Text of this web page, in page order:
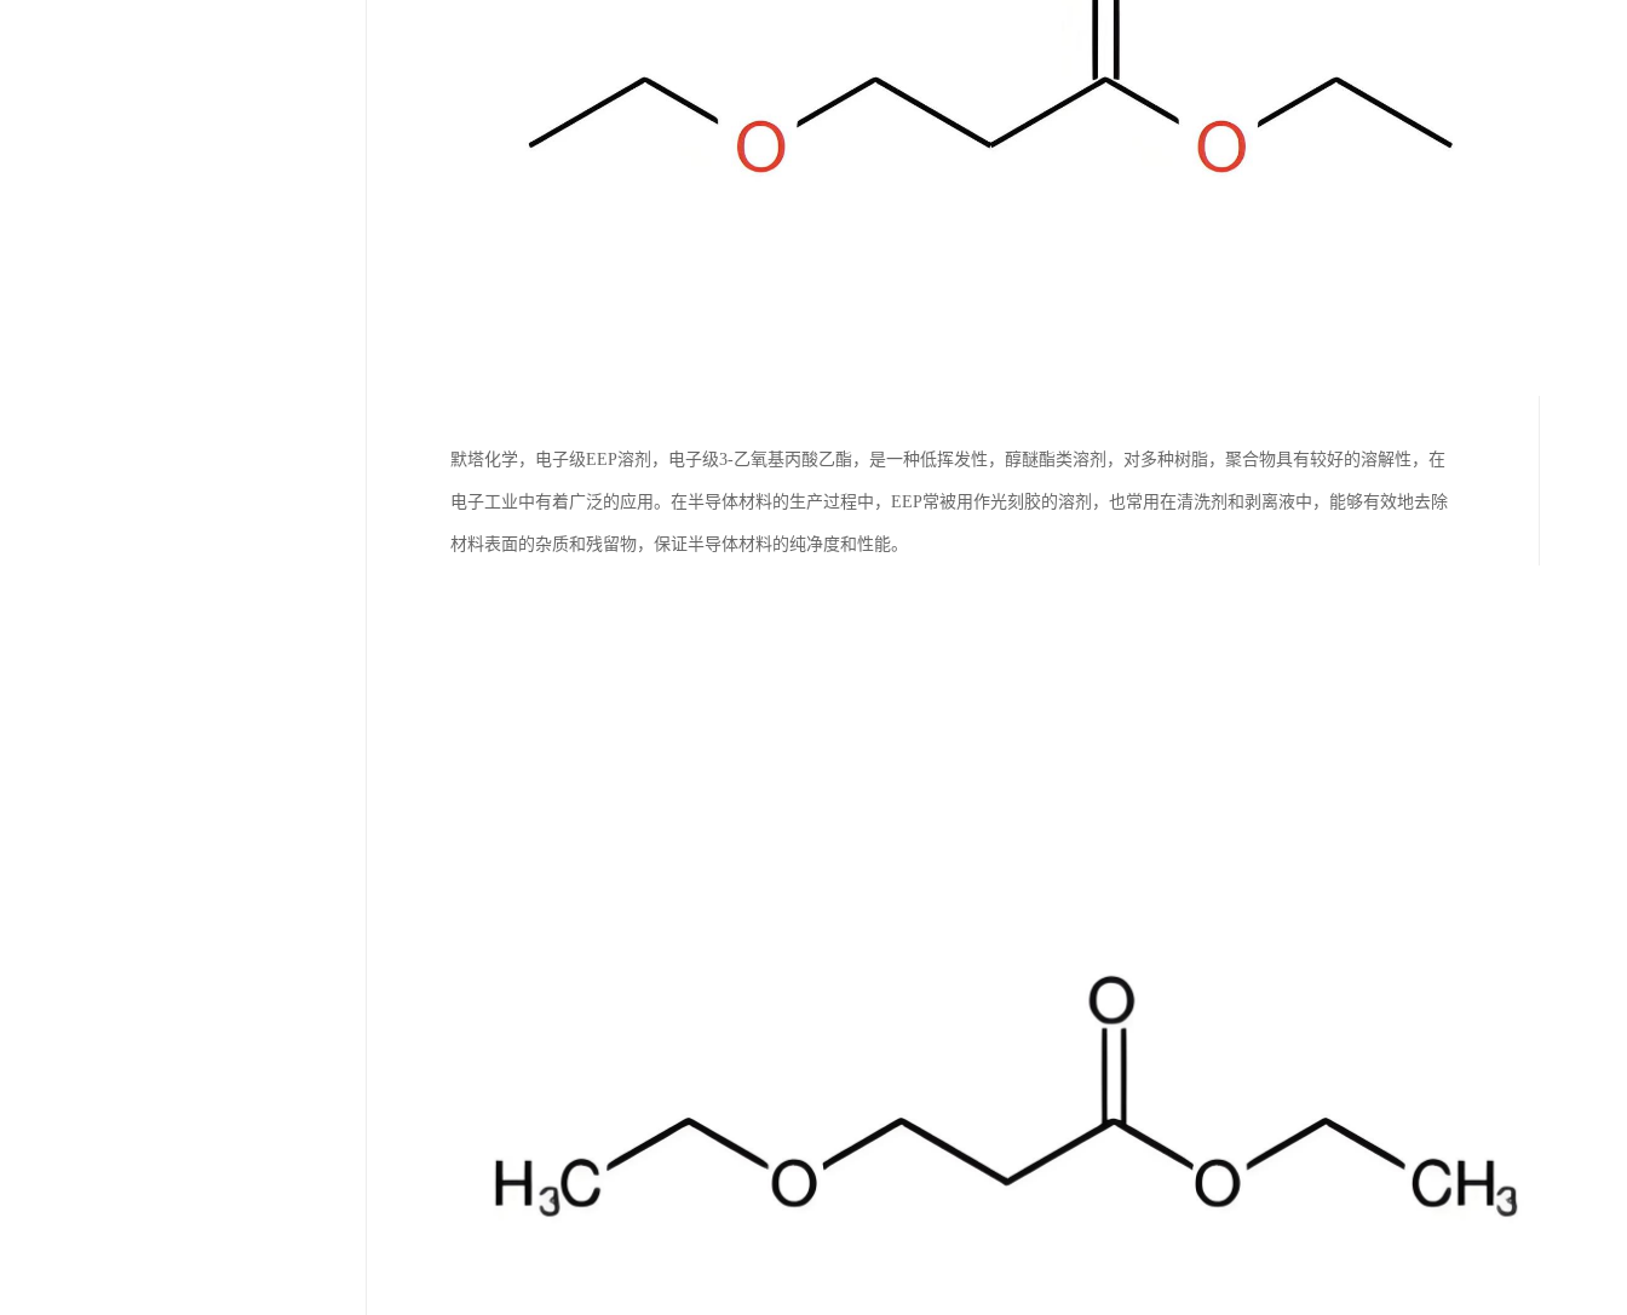
默塔化学，电子级EEP溶剂，电子级3-乙氧基丙酸乙酯，是一种低挥发性，醇醚酯类溶剂，对多种树脂，聚合物具有较好的溶解性，在
电子工业中有着广泛的应用。在半导体材料的生产过程中，EEP常被用作光刻胶的溶剂，也常用在清洗剂和剥离液中，能够有效地去除
材料表面的杂质和残留物，保证半导体材料的纯净度和性能。